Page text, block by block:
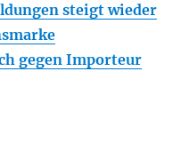
steigt wieder
gegen Importeur